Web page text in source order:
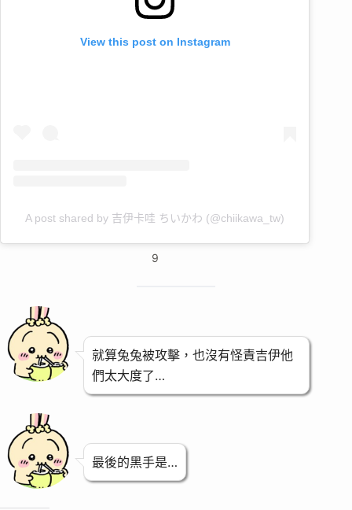
View this post on Instagram
A post shared by 吉伊卡哇 ちいかわ (@chiikawa_tw)
9
就算兔兔被攻擊，也沒有怪責吉伊他
們太大度了…
最後的黑手是…